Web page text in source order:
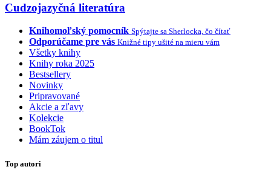
Cudzojazyčná literatúra
Knihomoľský pomocník Spýtajte sa Sherlocka, čo čítať
Odporúčame pre vás Knižné tipy ušité na mieru vám
Všetky knihy
Knihy roka 2025
Bestsellery
Novinky
Pripravované
Akcie a zľavy
Kolekcie
BookTok
Mám záujem o titul
Top autori